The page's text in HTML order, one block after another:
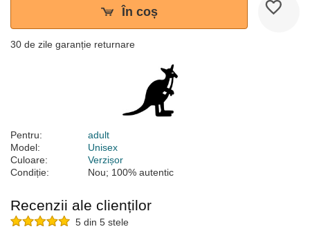
În coș
30 de zile garanție returnare
Pentru:
adult
Model:
Unisex
Culoare:
Verzișor
Condiție:
Nou; 100% autentic
Recenzii ale clienților
5 din 5 stele